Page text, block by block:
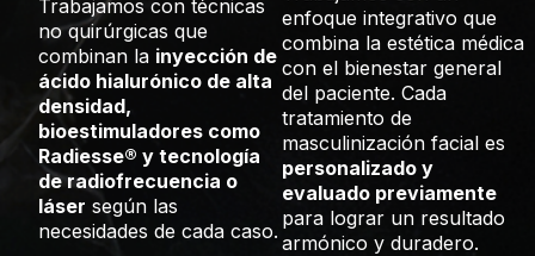
Trabajamos con técnicas
no quirúrgicas que
combinan la inyección de
ácido hialurónico de alta
densidad,
bioestimuladores como
Radiesse® y tecnología
de radiofrecuencia o
láser según las
necesidades de cada caso.
enfoque integrativo que
combina la estética médica
con el bienestar general
del paciente. Cada
tratamiento de
masculinización facial es
personalizado y
evaluado previamente
para lograr un resultado
armónico y duradero.